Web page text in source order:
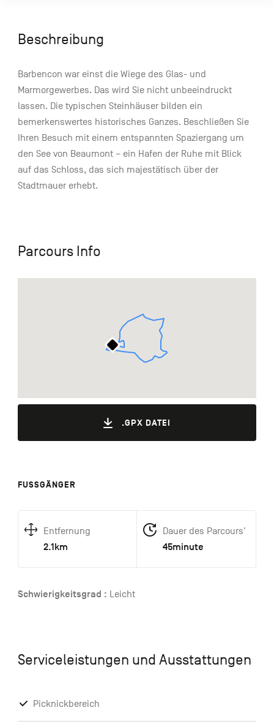
Beschreibung
Barbencon war einst die Wiege des Glas- und
Marmorgewerbes. Das wird Sie nicht unbeeindruckt
lassen. Die typischen Steinhäuser bilden ein
bemerkenswertes historisches Ganzes. Beschließen Sie
Ihren Besuch mit einem entspannten Spaziergang um
den See von Beaumont – ein Hafen der Ruhe mit Blick
auf das Schloss, das sich majestätisch über der
Stadtmauer erhebt.
Parcours Info
.GPX DATEI
FUSSGÄNGER
Entfernung
2.1km
Dauer des Parcours'
45minute
Schwierigkeitsgrad : Leicht
Serviceleistungen und Ausstattungen
Picknickbereich